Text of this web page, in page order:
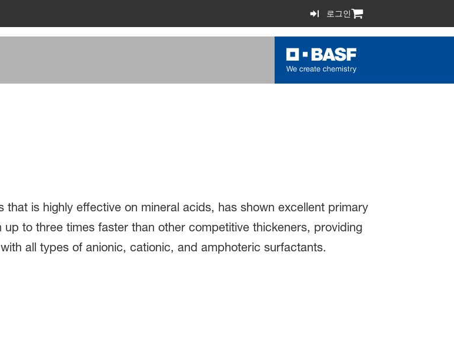
로그인
is highly effective on mineral acids, has shown excellent primary
to three times faster than other competitive thickeners, providing
all types of anionic, cationic, and amphoteric surfactants.